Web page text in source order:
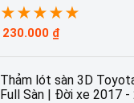
★★★★★
230.000 ₫Khoảng
từ
210.000 ₫
đến
Thảm lót sàn 3D
Full Sàn | Đời xe 2017 -